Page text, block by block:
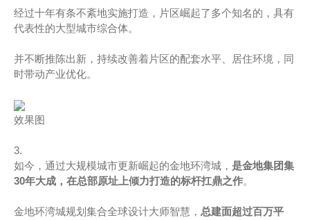
经过十年有条不紊地实施打造，片区崛起了多个知名的，具有
代表性的大型城市综合体。
并不断推陈出新，持续改善着片区的配套水平、居住环境，同
时带动产业优化。
效果图
3.
如今，通过大规模城市更新崛起的金地环湾城， 是金地集团集
30年大成，在总部原址上倾力打造的标杆扛鼎之作。
金地环湾城规划集合全球设计大师智慧， 总建面超过百万平